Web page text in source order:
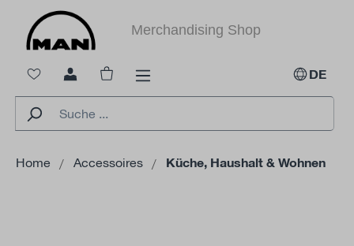
springen
Merchandising Shop
DE
Warenkorb enthält 0 Positionen. Der
Home Accessoires Küche, Haushalt & Wohnen